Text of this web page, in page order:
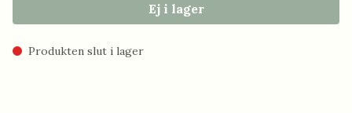
Ej i lager
Produkten slut i lager